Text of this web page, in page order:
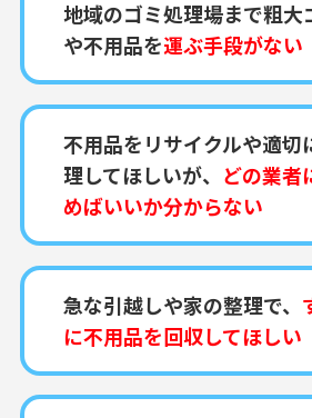
地域のゴミ処理場まで粗大
や不用品を運ぶ手段がない
不用品をリサイクルや適切
理してほしいが、 どの業者
めばいいか分からない
急な引越しや家の整理で、
に不用品を回収してほしい